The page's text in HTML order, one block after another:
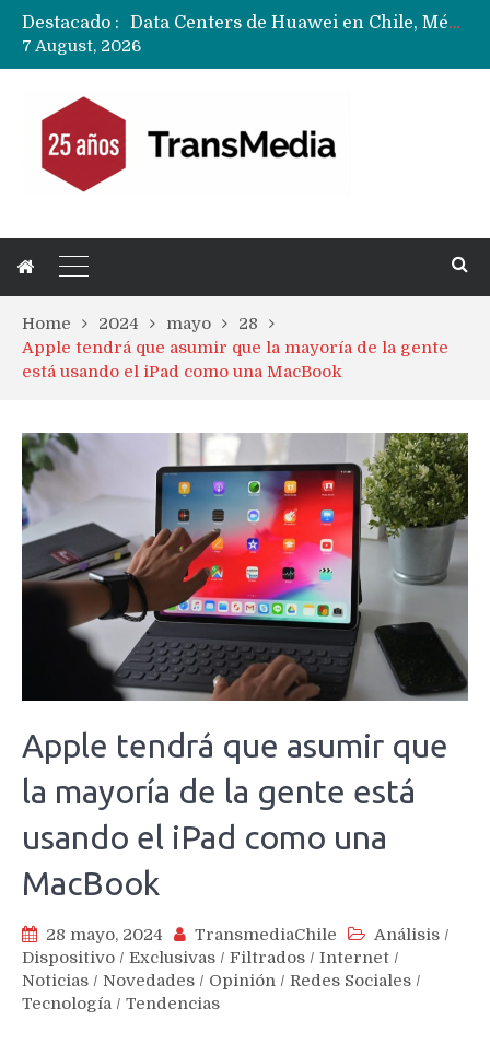
Destacado :
Data Centers de Huawei en Chile, México, Brasil,Perú y Argentina podrían verse afectados por arremetida de EE.UU
7 August, 2026
Home 2024 mayo
28
Apple tendrá que asumir que la mayoría de la gente
está usando el iPad como una MacBook
Apple tendrá que asumir que
la mayoría de la gente está
usando el iPad como una
MacBook
28 mayo, 2024 TransmediaChile Análisis /
Dispositivo / Exclusivas / Filtrados / Internet /
Noticias / Novedades / Opinión / Redes Sociales /
Tecnología / Tendencias